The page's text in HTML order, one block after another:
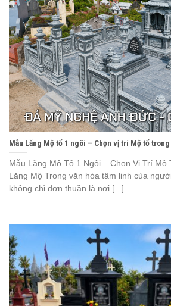
Mẫu Lăng Mộ tổ 1 ngôi – Chọn vị trí Mộ tổ
Mẫu Lăng Mộ Tổ 1 Ngôi – Chọn Vị Trí Mộ
Lăng Mộ Trong văn hóa tâm linh của
không chỉ đơn thuần là nơi [...]